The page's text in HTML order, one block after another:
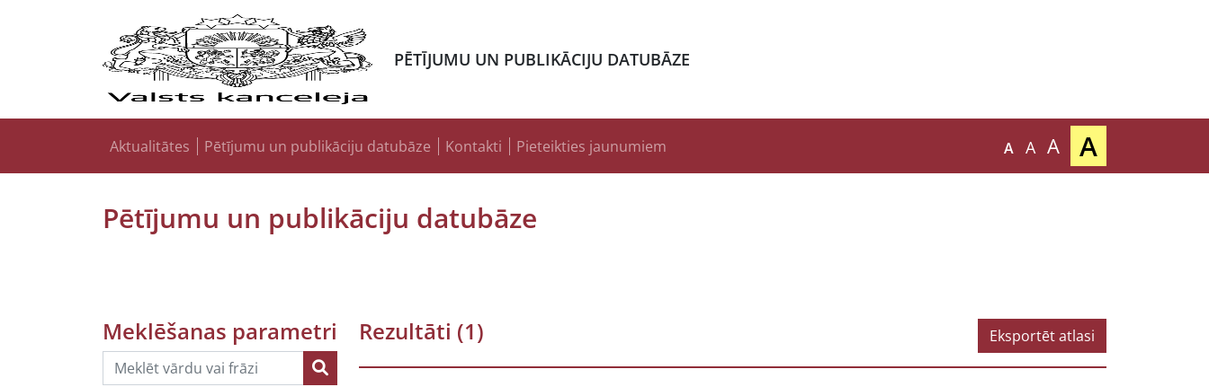
PĒTĪJUMU UN PUBLIKĀCIJU DATUBĀZE
Aktualitātes Pētījumu un publikāciju datubāze Kontakti Pieteikties jaunumiem A A A
A
Pētījumu un publikāciju datubāze
Meklēšanas parametri Rezultāti (1) Eksportēt atlasi